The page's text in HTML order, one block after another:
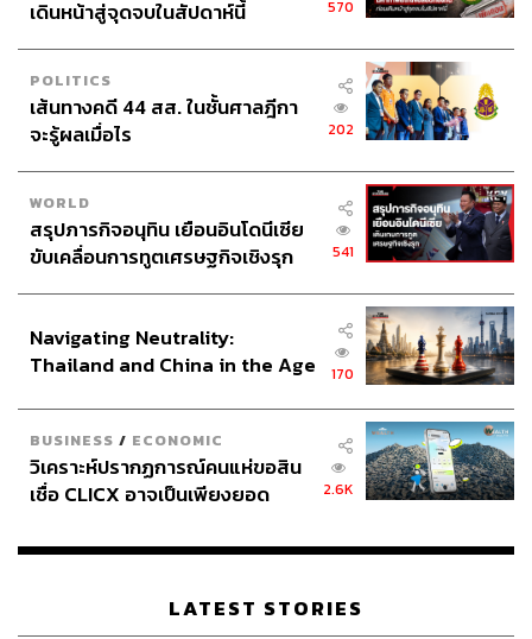
เดินหน้าสู่จุดจบในสัปดาห์นี้
570
POLITICS
เส้นทางคดี 44 สส. ในชั้นศาลฎีกา
จะรู้ผลเมื่อไร
202
WORLD
สรุปภารกิจอนุทิน เยือนอินโดนีเซีย
ขับเคลื่อนการทูตเศรษฐกิจเชิงรุก
541
Navigating Neutrality:
Thailand and China in the Age
170
BUSINESS / ECONOMIC
วิเคราะห์ปรากฏการณ์คนแห่ขอสิน
เชื่อ CLICX อาจเป็นเพียงยอด
เรือนไทยที่ถูกซุกไว้
2.6K
LATEST STORIES